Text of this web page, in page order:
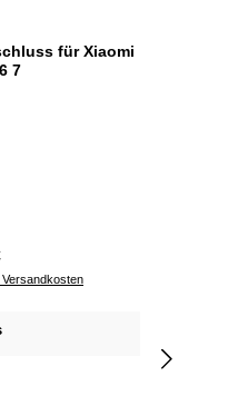
für Xiaomi
7
Preis: